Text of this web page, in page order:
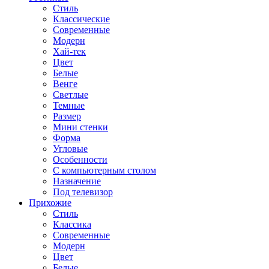
Стиль
Классические
Современные
Модерн
Хай-тек
Цвет
Белые
Венге
Светлые
Темные
Размер
Мини стенки
Форма
Угловые
Особенности
С компьютерным столом
Назначение
Под телевизор
Прихожие
Стиль
Классика
Современные
Модерн
Цвет